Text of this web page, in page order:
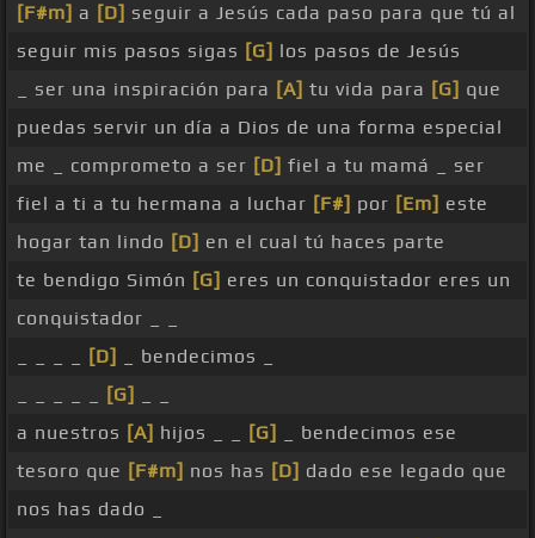
[F#m] a [D] seguir a Jesús cada paso para que tú al
seguir mis pasos sigas [G] los pasos de Jesús
_ ser una inspiración para [A] tu vida para [G] que
puedas servir un día a Dios de una forma especial
me _ comprometo a ser [D] fiel a tu mamá _ ser
fiel a ti a tu hermana a luchar [F#] por [Em] este
hogar tan lindo [D] en el cual tú haces parte
te bendigo Simón [G] eres un conquistador eres un
conquistador _ _
[D]
_ bendecimos _
[G]
a nuestros [A] hijos _ _ [G]
_ bendecimos ese
tesoro que [F#m] nos has [D] dado ese legado que
nos has dado _